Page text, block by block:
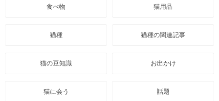
食べ物 猫用品
猫種 猫種の関連記事
猫の豆知識 お出かけ
猫に会う 話題